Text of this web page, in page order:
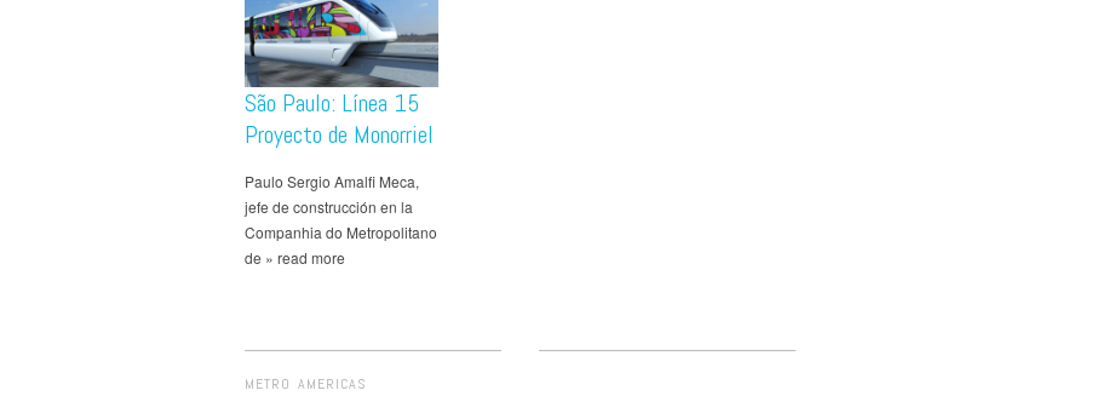
São Paulo: Línea 15
Proyecto de Monorriel
Paulo Sergio Amalfi Meca,
jefe de construcción en la
Companhia do Metropolitano
de » read more
METRO AMERICAS